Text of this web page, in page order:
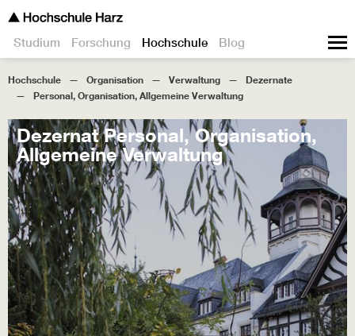
Studium Forschung Hochschule Blog
Hochschule Organisation Verwaltung
Dezernate
Personal, Organisation, Allgemeine Verwaltung
Dezernat Personal, Organisation,
Allgemeine Verwaltung